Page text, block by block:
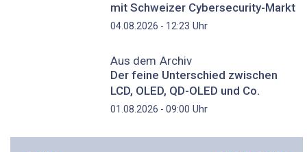
mit Schweizer Cybersecurity-Markt
04.08.2026 - 12:23 Uhr
Aus dem Archiv
Der feine Unterschied zwischen
LCD, OLED, QD-OLED und Co.
01.08.2026 - 09:00 Uhr